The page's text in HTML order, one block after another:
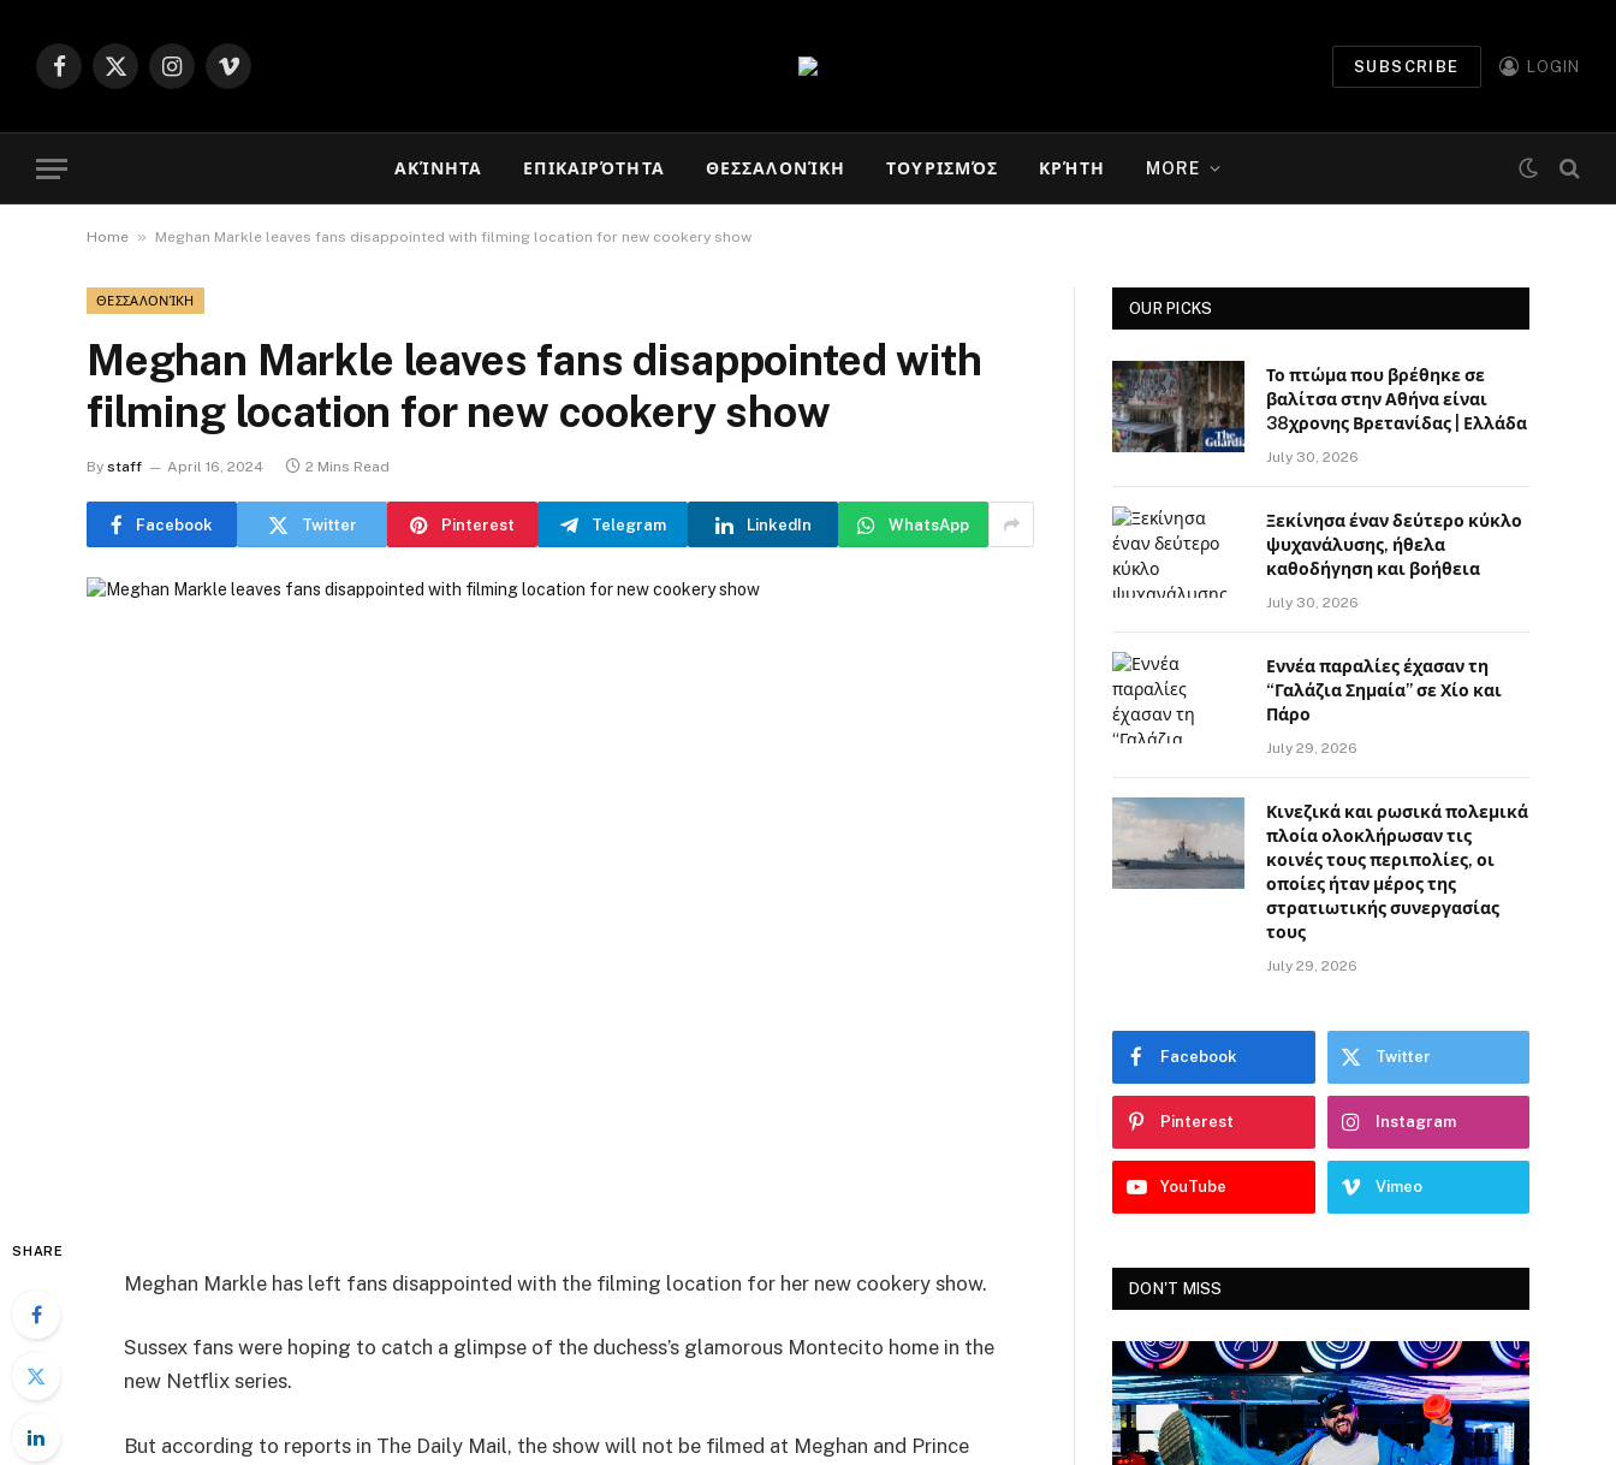
Facebook
X
Instagram
Vimeo
SUBSCRIBE LOGIN
ΑΚΊΝΗΤΑ ΕΠΙΚΑΙΡΌΤΗΤΑ ΘΕΣΣΑΛΟΝΊΚΗ ΤΟΥΡΙΣΜΌΣ ΚΡΉΤΗ MORE
Home » Meghan Markle leaves fans disappointed with filming location for new cookery show
ΘΕΣΣΑΛΟΝΊΚΗ
Meghan Markle leaves fans disappointed with
filming location for new cookery show
By staff April 16, 2024 2 Mins Read
Facebook Twitter Pinterest Telegram LinkedIn WhatsApp
SHARE
Meghan Markle has left fans disappointed with the filming location for her new cookery show.
Sussex fans were hoping to catch a glimpse of the duchess’s glamorous Montecito home in the
new Netflix series.
But according to reports in The Daily Mail, the show will not be filmed at Meghan and Prince
OUR PICKS
Το πτώμα που βρέθηκε σε
βαλίτσα στην Αθήνα είναι
38χρονης Βρετανίδας | Ελλάδα
July 30, 2026
Ξεκίνησα έναν δεύτερο κύκλο
ψυχανάλυσης, ήθελα
καθοδήγηση και βοήθεια
July 30, 2026
Εννέα παραλίες έχασαν τη
“Γαλάζια Σημαία” σε Χίο και
Πάρο
July 29, 2026
Κινεζικά και ρωσικά πολεμικά
πλοία ολοκλήρωσαν τις
κοινές τους περιπολίες, οι
οποίες ήταν μέρος της
στρατιωτικής συνεργασίας
τους
July 29, 2026
Facebook Twitter
Pinterest Instagram
YouTube Vimeo
DON'T MISS